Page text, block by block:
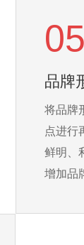
05
品牌
将品牌
点进行
鲜明、
增加品